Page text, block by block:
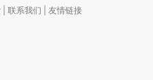
联系我们 友情链接